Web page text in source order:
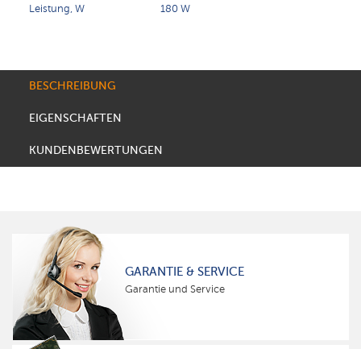
Leistung, W 180 W
BESCHREIBUNG
EIGENSCHAFTEN
KUNDENBEWERTUNGEN
GARANTIE & SERVICE
Garantie und Service